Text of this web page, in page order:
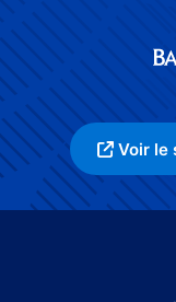
Voir le